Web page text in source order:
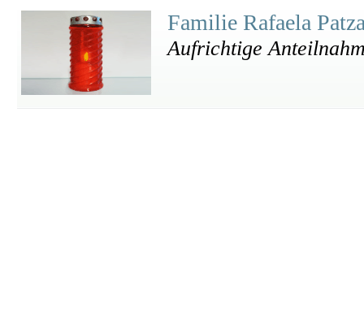
Familie Rafaela
Aufrichtige